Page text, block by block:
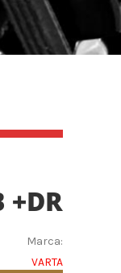
+DR
Marca:
VARTA